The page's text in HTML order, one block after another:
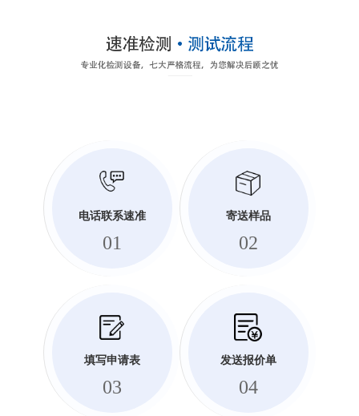
电话联系速准
01
寄送样品
02
填写申请表
03
发送报价单
04